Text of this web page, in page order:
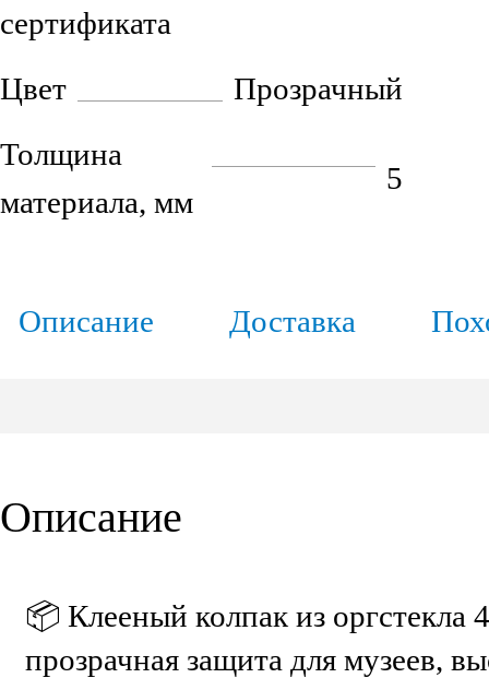
сертификата
Цвет
Прозрачный
Толщина
материала, мм
5
Описание Доставка
Описание
📦 Клееный колпак из
прозрачная защита для музеев,